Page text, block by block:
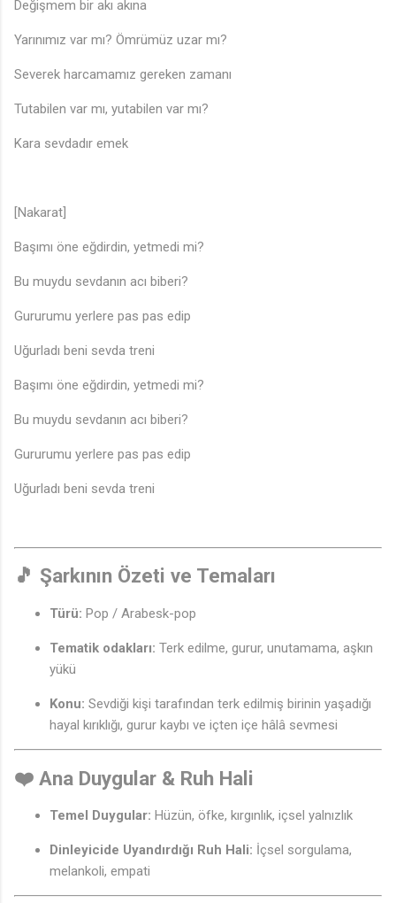
Değişmem bir akı akına
Yarınımız var mı? Ömrümüz uzar mı?
Severek harcamamız gereken zamanı
Tutabilen var mı, yutabilen var mı?
Kara sevdadır emek
[Nakarat]
Başımı öne eğdirdin, yetmedi mi?
Bu muydu sevdanın acı biberi?
Gururumu yerlere pas pas edip
Uğurladı beni sevda treni
Başımı öne eğdirdin, yetmedi mi?
Bu muydu sevdanın acı biberi?
Gururumu yerlere pas pas edip
Uğurladı beni sevda treni
🎵 Şarkının Özeti ve Temaları
Türü: Pop / Arabesk-pop
Tematik odakları: Terk edilme, gurur, unutamama, aşkın
yükü
Konu: Sevdiği kişi tarafından terk edilmiş birinin yaşadığı
hayal kırıklığı, gurur kaybı ve içten içe hâlâ sevmesi
❤️ Ana Duygular & Ruh Hali
Temel Duygular: Hüzün, öfke, kırgınlık, içsel yalnızlık
Dinleyicide Uyandırdığı Ruh Hali: İçsel sorgulama,
melankoli, empati